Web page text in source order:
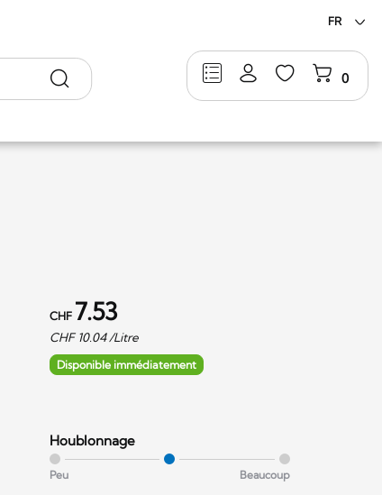
FR
0
Rechercher
CHF 7.53
CHF 10.04/Litre
Disponible immédiatement
Houblonnage
Peu Beaucoup